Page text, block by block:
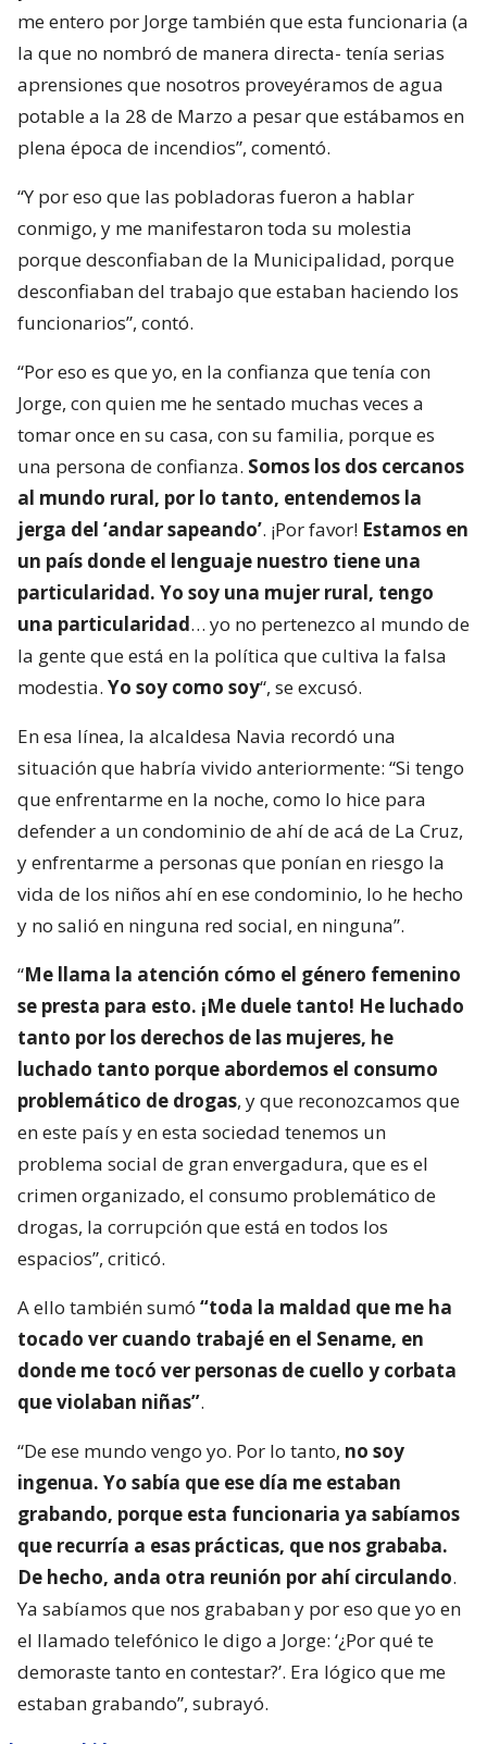
me entero por Jorge también que esta funcionaria (a
la que no nombró de manera directa- tenía serias
aprensiones que nosotros proveyéramos de agua
potable a la 28 de Marzo a pesar que estábamos en
plena época de incendios”, comentó.
“Y por eso que las pobladoras fueron a hablar
conmigo, y me manifestaron toda su molestia
porque desconfiaban de la Municipalidad, porque
desconfiaban del trabajo que estaban haciendo los
funcionarios”, contó.
“Por eso es que yo, en la confianza que tenía con
Jorge, con quien me he sentado muchas veces a
tomar once en su casa, con su familia, porque es
una persona de confianza. Somos los dos cercanos
al mundo rural, por lo tanto, entendemos la
jerga del ‘andar sapeando’. ¡Por favor! Estamos en
un país donde el lenguaje nuestro tiene una
particularidad. Yo soy una mujer rural, tengo
una particularidad… yo no pertenezco al mundo de
la gente que está en la política que cultiva la falsa
modestia. Yo soy como soy“, se excusó.
En esa línea, la alcaldesa Navia recordó una
situación que habría vivido anteriormente: “Si tengo
que enfrentarme en la noche, como lo hice para
defender a un condominio de ahí de acá de La Cruz,
y enfrentarme a personas que ponían en riesgo la
vida de los niños ahí en ese condominio, lo he hecho
y no salió en ninguna red social, en ninguna”.
“Me llama la atención cómo el género femenino
se presta para esto. ¡Me duele tanto! He luchado
tanto por los derechos de las mujeres, he
luchado tanto porque abordemos el consumo
problemático de drogas, y que reconozcamos que
en este país y en esta sociedad tenemos un
problema social de gran envergadura, que es el
crimen organizado, el consumo problemático de
drogas, la corrupción que está en todos los
espacios”, criticó.
A ello también sumó “toda la maldad que me ha
tocado ver cuando trabajé en el Sename, en
donde me tocó ver personas de cuello y corbata
que violaban niñas”.
“De ese mundo vengo yo. Por lo tanto, no soy
ingenua. Yo sabía que ese día me estaban
grabando, porque esta funcionaria ya sabíamos
que recurría a esas prácticas, que nos grababa.
De hecho, anda otra reunión por ahí circulando.
Ya sabíamos que nos grababan y por eso que yo en
el llamado telefónico le digo a Jorge: ‘¿Por qué te
demoraste tanto en contestar?’. Era lógico que me
estaban grabando”, subrayó.